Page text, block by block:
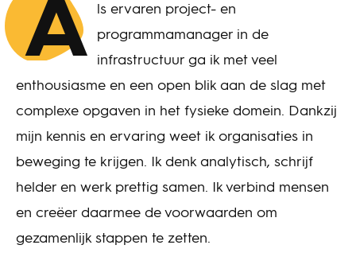
A
ls ervaren project- en
programmamanager in de
infrastructuur ga ik met veel
enthousiasme en een open blik aan de slag met
complexe opgaven in het fysieke domein. Dankzij
mijn kennis en ervaring weet ik organisaties in
beweging te krijgen. Ik denk analytisch, schrijf
helder en werk prettig samen. Ik verbind mensen
en creëer daarmee de voorwaarden om
gezamenlijk stappen te zetten.